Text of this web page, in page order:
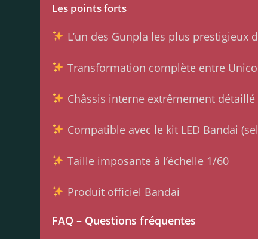
Les points forts
L’un des Gunpla les plus prestigieux
Transformation complète entre
Châssis interne extrêmement détaillé
Compatible avec le kit LED Bandai
Taille imposante à l’échelle 1/60
Produit officiel Bandai
FAQ – Questions fréquentes